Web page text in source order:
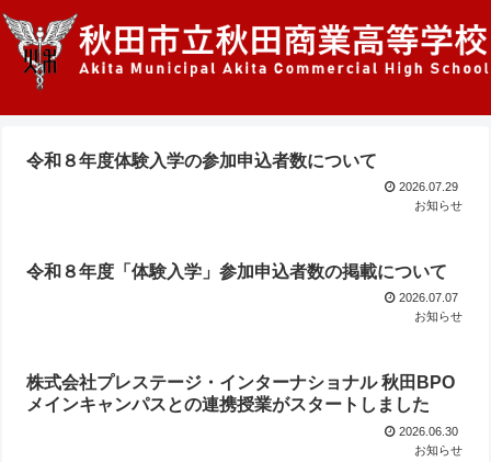
令和８年度体験入学の参加申込者数について
2026.07.29
お知らせ
令和８年度「体験入学」参加申込者数の掲載について
2026.07.07
お知らせ
株式会社プレステージ・インターナショナル 秋田BPO
メインキャンパスとの連携授業がスタートしました
2026.06.30
お知らせ